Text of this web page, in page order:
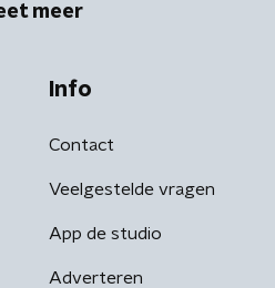
meer
Info
Contact
Veelgestelde vragen
App de studio
Adverteren